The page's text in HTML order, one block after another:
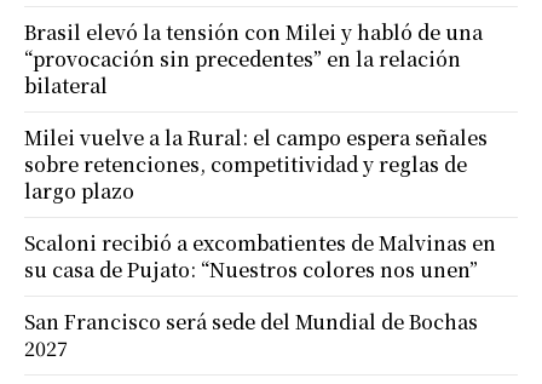
Brasil elevó la tensión con Milei y habló de una
“provocación sin precedentes” en la relación
bilateral
Milei vuelve a la Rural: el campo espera señales
sobre retenciones, competitividad y reglas de
largo plazo
Scaloni recibió a excombatientes de Malvinas en
su casa de Pujato: “Nuestros colores nos unen”
San Francisco será sede del Mundial de Bochas
2027